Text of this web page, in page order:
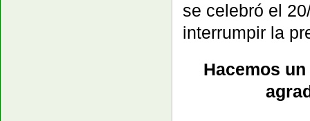
se celebró el
interrumpir la
Hacemos